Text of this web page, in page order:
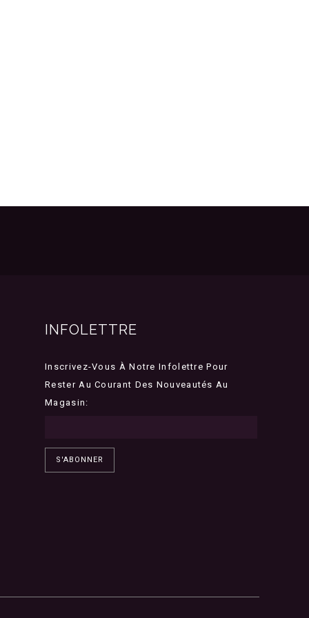
INFOLETTRE
Inscrivez-Vous À Notre Infolettre Pour
Rester Au Courant Des Nouveautés Au
Magasin:
S'ABONNER